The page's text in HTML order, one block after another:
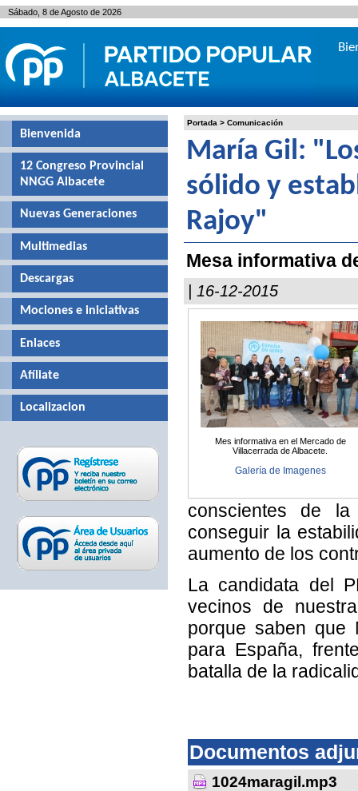
Portada > Comunicación
María Gil:
sólido y
Rajoy"
Mesa informativa
| 16-12-2015
Mes informativa en el Mercado de
Villacerrada de Albacete.
Galería de Imagenes
conscientes de
conseguir la
aumento de los
La candidata del
vecinos de
porque saben que
para España,
batalla de la
Documentos
1024maragil.mp3
Bienvenida
12 Congreso Provincial
NNGG Albacete
Nuevas Generaciones
Multimedias
Descargas
Mociones e iniciativas
Enlaces
Afíliate
Localizacion
Sábado, 8 de Agosto de 2026